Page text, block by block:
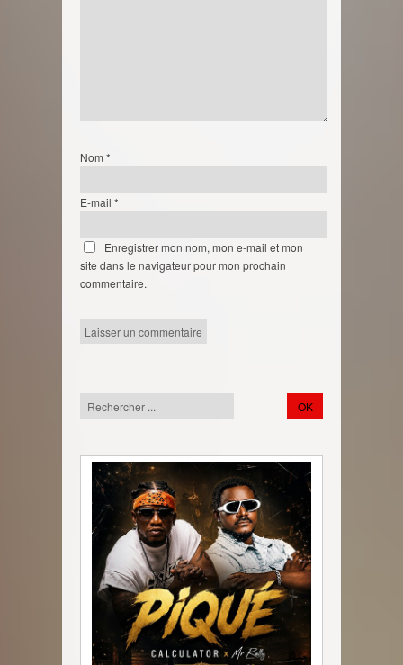
Nom *
E-mail *
Enregistrer mon nom, mon e-mail et mon
site dans le navigateur pour mon prochain
commentaire.